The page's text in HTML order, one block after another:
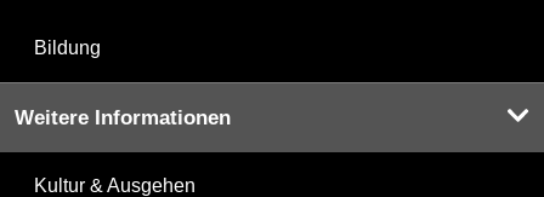
Bildung
Weitere Informationen
Kultur & Ausgehen